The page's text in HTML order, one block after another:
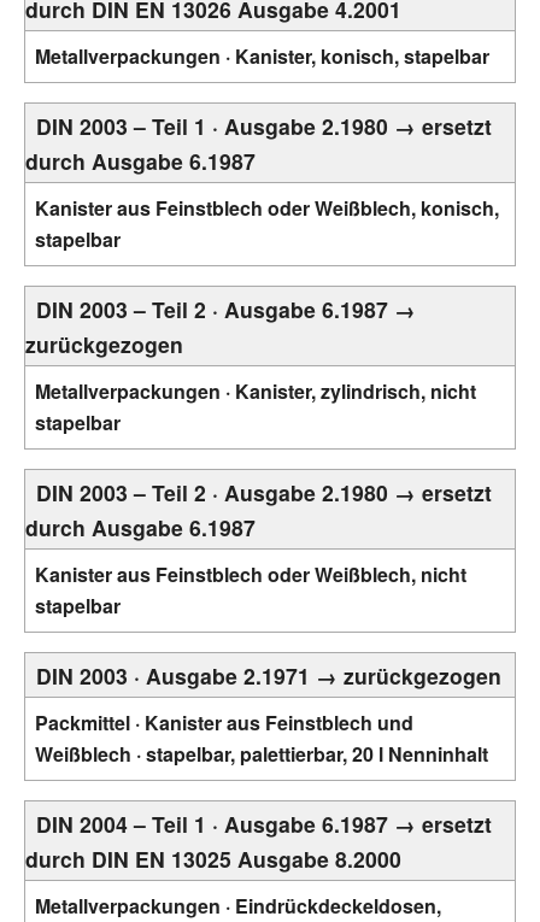
durch DIN EN 13026 Ausgabe 4.2001
Metallverpackungen · Kanister, konisch, stapelbar
DIN 2003 – Teil 1 · Ausgabe 2.1980 → ersetzt
durch Ausgabe 6.1987
Kanister aus Feinstblech oder Weißblech, konisch,
stapelbar
DIN 2003 – Teil 2 · Ausgabe 6.1987 →
zurückgezogen
Metallverpackungen · Kanister, zylindrisch, nicht
stapelbar
DIN 2003 – Teil 2 · Ausgabe 2.1980 → ersetzt
durch Ausgabe 6.1987
Kanister aus Feinstblech oder Weißblech, nicht
stapelbar
DIN 2003 · Ausgabe 2.1971 → zurückgezogen
Packmittel · Kanister aus Feinstblech und
Weißblech · stapelbar, palettierbar, 20 l Nenninhalt
DIN 2004 – Teil 1 · Ausgabe 6.1987 → ersetzt
durch DIN EN 13025 Ausgabe 8.2000
Metallverpackungen · Eindrückdeckeldosen,